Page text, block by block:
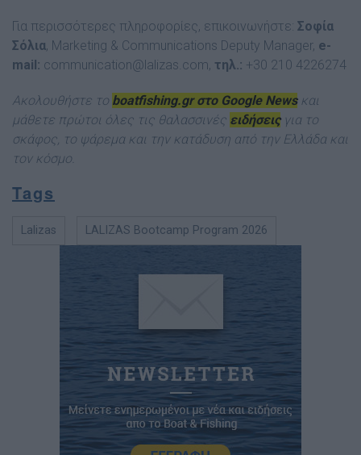
Για περισσότερες πληροφορίες, επικοινωνήστε: Σοφία
Σόλια, Marketing & Communications Deputy Manager, e-
mail: communication@lalizas.com, τηλ.: +30 210 4226274
Ακολουθήστε το boatfishing.gr στο Google Newsκαι
μάθετε πρώτοι όλες τις θαλασσινές ειδήσειςγια το
σκάφος, το ψάρεμα και την κατάδυση από την Ελλάδα και
τον κόσμο.
Tags
Lalizas LALIZAS Bootcamp Program 2026